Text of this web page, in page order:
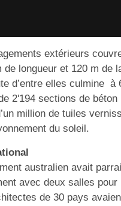
extérieurs
de longueur et 120 m de
d’entre elles culmine à
2'194 sections de
million de tuiles
du soleil.
australien avait
avec deux salles
de 30 pays